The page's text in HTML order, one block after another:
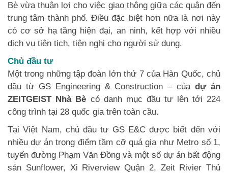
Bè vừa thuận lợi cho việc giao thông giữa các quận đến
trung tâm thành phố. Điều đặc biệt hơn nữa là nơi này
có cơ sở hạ tầng hiện đại, an ninh, kết hợp với nhiều
dịch vụ tiên tịch, tiện nghi cho người sử dụng.
Chủ đầu tư
Một trong những tập đoàn lớn thứ 7 của Hàn Quốc, chủ
đầu từ GS Engineering & Construction – củadự án
ZEITGEIST Nhà Bè có danh mục đầu tư lên tới 224
công trình tại 28 quốc gia trên toàn cầu.
Tại Việt Nam, chủ đầu tư GS E&C được biết đến với
nhiều dự án trọng điểm tầm cỡ quá gia như Metro số 1,
tuyến đường Phạm Văn Đồng và một số dự án bất động
sản Sunflower, Xi Riverview Quận 2, Zeit Rivier Thủ